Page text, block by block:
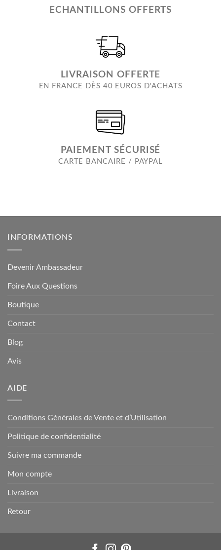
ECHANTILLONS OFFERTS
LIVRAISON OFFERTE
EN FRANCE DÈS 40 EUROS D'ACHATS
PAIEMENT SÉCURISÉ
CARTE BANCAIRE / PAYPAL
INFORMATIONS
Devenir Ambassadeur
Foire Aux Questions
Boutique
Contact
Blog
Avis
AIDE
Conditions Générales de Vente et d’Utilisation
Politique de confidentialité
Suivre ma commande
Mon compte
Livraison
Retour